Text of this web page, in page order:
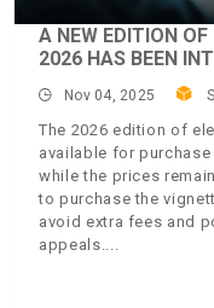
A NEW EDITION
2026 HAS BEEN
Nov 04, 2025
The 2026 edition of
available for
while the prices
to purchase the
avoid extra fees and
appeals.